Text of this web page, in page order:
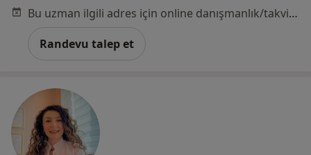
Bu uzman ilgili adres için online danışmanlık/takvim sunmuyor.
Randevu talep et